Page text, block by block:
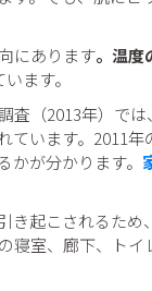
にあります。温度
ます。
査（2013年）で
います。2011
が分かります。
起こされるため、
寝室、廊下、ト